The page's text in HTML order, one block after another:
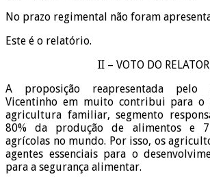
No prazo regimental não foram
Este é o relatório.
II – VOTO DO RELATOR
A proposição reapresentada pelo
Vicentinho em muito contribui para o
agricultura familiar, segmento
80% da produção de alimentos e
agrícolas no mundo. Por isso, os
agentes essenciais para o
para a segurança alimentar.